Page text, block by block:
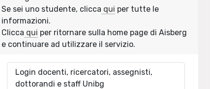
Se sei uno studente, clicca qui per tutte le
informazioni.
Clicca qui per ritornare sulla home page di Aisberg
e continuare ad utilizzare il servizio.
Login docenti, ricercatori, assegnisti,
dottorandi e staff Unibg